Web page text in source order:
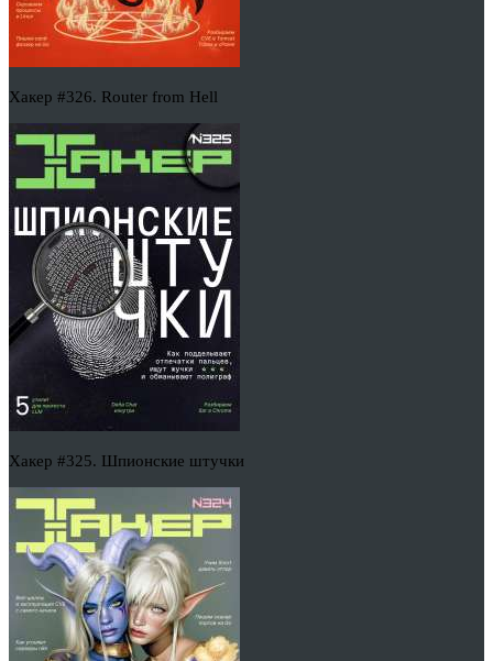
Хакер #326. Router from Hell
Хакер #325. Шпионские штучки